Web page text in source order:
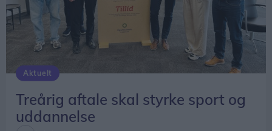
Aktuelt
Treårig aftale skal styrke sport og
uddannelse